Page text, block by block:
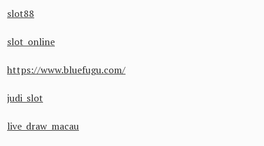
slot88
slot online
https://www.bluefugu.com/
judi slot
live draw macau